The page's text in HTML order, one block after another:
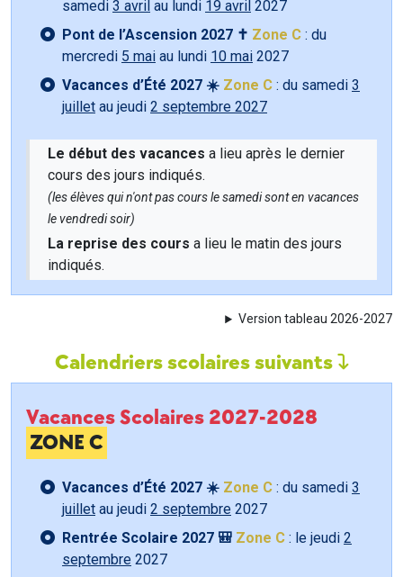
samedi 3 avril au lundi 19 avril 2027
Pont de l’Ascension 2027 ✝️ Zone C : du
mercredi 5 mai au lundi 10 mai 2027
Vacances d’Été 2027 ☀️ Zone C : du samedi 3
juillet au jeudi 2 septembre 2027
Le début des vacances a lieu après le dernier
cours des jours indiqués.
(les élèves qui n'ont pas cours le samedi sont en vacances
le vendredi soir)
La reprise des cours a lieu le matin des jours
indiqués.
Version tableau 2026-2027
Calendriers scolaires suivants
Vacances Scolaires 2027-2028
ZONE C
Vacances d’Été 2027 ☀️ Zone C : du samedi 3
juillet au jeudi 2 septembre 2027
Rentrée Scolaire 2027 🎒 Zone C : le jeudi 2
septembre 2027